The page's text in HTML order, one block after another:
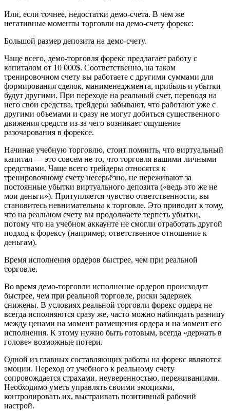
Или, если точнее, недостатки демо-счета. В чем же
негативные моменты торговли на демо-счету форекс:
Большой размер депозита на демо-счету.
Чаще всего, демо-торговля форекс предлагает работу с
капиталом от 10 000$. Соответственно, на таком
тренировочном счету вы работаете с другими суммами для
формирования сделок, манименеджмента, прибыль и убытки
будут другими. При переходе на реальный счет, переводя на
него свои средства, трейдеры забывают, что работают уже с
другими объемами и сразу не могут добиться существенного
движения средств из-за чего возникает ощущение
разочарования в форексе.
Начиная учебную торговлю, стоит помнить, что виртуальный
капитал — это совсем не то, что торговля вашими личными
средствами. Чаще всего трейдеры относятся к
тренировочному счету несерьёзно, не переживают за
постоянные убытки виртуального депозита («ведь это же не
мои деньги»). Притупляется чувство ответственности, вы
становитесь невнимательны к торговле. Это приводит к тому,
что на реальном счету вы продолжаете терпеть убытки,
потому что на учебном аккаунте не смогли отработать другой
подход к форексу (например, ответственное отношение к
деньгам).
Время исполнения ордеров быстрее, чем при реальной
торговле.
Во время демо-торговли исполнение ордеров происходит
быстрее, чем при реальной торговле, риски задержек
снижены. В условиях реальной торговли форекс ордера не
всегда исполняются сразу же, часто можно наблюдать разницу
между ценами на момент размещения ордера и на момент его
исполнения. К этому нужно быть готовым, всегда «держать в
голове» возможные потери.
Одной из главных составляющих работы на форекс являются
эмоции. Переход от учебного к реальному счету
сопровождается страхами, неуверенностью, переживаниями.
Необходимо уметь управлять своими эмоциями,
контролировать их, выстраивать позитивный рабочий
настрой.